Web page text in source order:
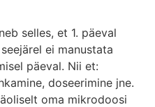
selles, et 1. päeval
ei manustata
päeval. Nii et:
doseerimine jne.
oma mikrodoosi